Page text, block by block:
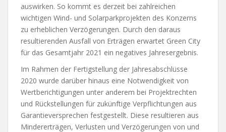
auswirken. So kommt es derzeit bei zahlreichen
wichtigen Wind- und Solarparkprojekten des Konzerns
zu erheblichen Verzögerungen. Durch den daraus
resultierenden Ausfall von Erträgen erwartet Green City
für das Gesamtjahr 2021 ein negatives Jahresergebnis.
Im Rahmen der Fertigstellung der Jahresabschlüsse
2020 wurde darüber hinaus eine Notwendigkeit von
Wertberichtigungen unter anderem bei Projektrechten
und Rückstellungen für zukünftige Verpflichtungen aus
Garantieversprechen festgestellt. Diese resultieren aus
Mindererträgen, Verlusten und Verzögerungen von und